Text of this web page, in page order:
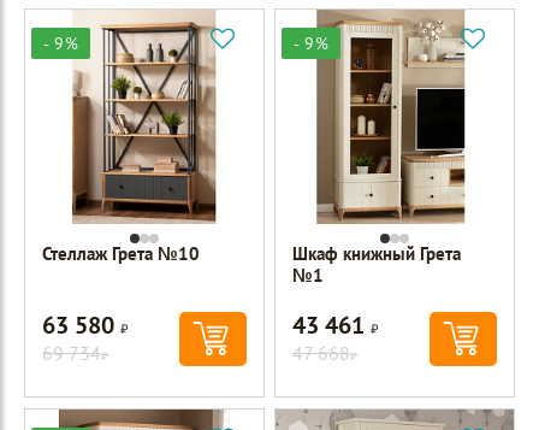
- 9%
Стеллаж Грета №10
63 580Р
69 734Р
- 9%
Шкаф книжный Грета
№1
43 461Р
47 668Р